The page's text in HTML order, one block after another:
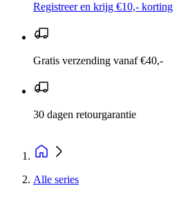
Registreer en krijg €10,- korting
Gratis verzending vanaf €40,-
30 dagen retourgarantie
Alle series